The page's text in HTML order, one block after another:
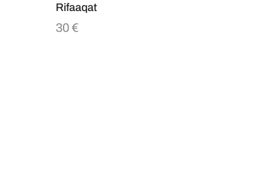
Rifaaqat
30€